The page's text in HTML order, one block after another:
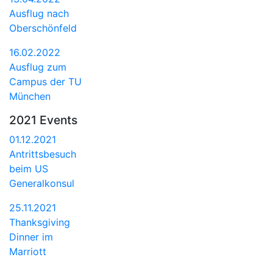
Ausflug nach
Oberschönfeld
16.02.2022
Ausflug zum
Campus der TU
München
2021 Events
01.12.2021
Antrittsbesuch
beim US
Generalkonsul
25.11.2021
Thanksgiving
Dinner im
Marriott